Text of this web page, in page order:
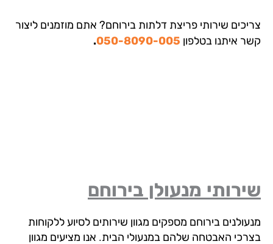
שירותי פריצת דלתות בירוחם? אתם מוזמנים ליצור
איתנו בטלפון050-8090-005
.
מנעולן בירוחם
בירוחם מספקים מגוון שירותים לסיוע ללקוחות
האבטחה שלהם במנעולי הבית. אנו מציעים מגוון